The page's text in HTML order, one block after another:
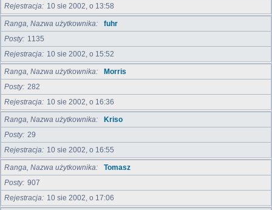
Rejestracja
10 sie 2002, o 13:58
Ranga, Nazwa użytkownika
fuhr
Posty
1135
Rejestracja
10 sie 2002, o 15:52
Ranga, Nazwa użytkownika
Morris
Posty 282
Rejestracja
10 sie 2002, o 16:36
Ranga, Nazwa użytkownika
Kriso
Posty 29
Rejestracja
10 sie 2002, o 16:55
Ranga, Nazwa użytkownika
Tomasz
Posty 907
Rejestracja
10 sie 2002, o 17:06